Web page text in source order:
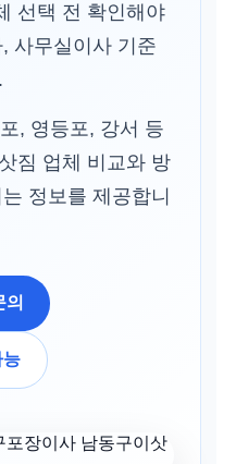
선택 전 확인해야
사무실이사 기준
, 영등포, 강서 등
짐 업체 비교와 방
정보를 제공합니
능